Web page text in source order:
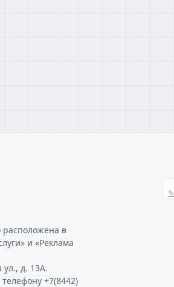
✎
в
и «Реклама
ул., д. 13А.
+7(8442)